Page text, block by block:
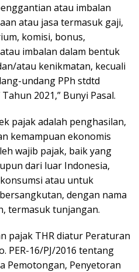
atau imbalan
atau jasa termasuk gaji,
komisi, bonus,
imbalan dalam bentuk
atau kenikmatan, kecuali
undang PPh stdtd
2021,” Bunyi Pasal.
pajak adalah penghasilan,
kemampuan ekonomis
wajib pajak, baik yang
dari luar Indonesia,
atau untuk
dengan nama
termasuk tunjangan.
pajak THR diatur Peraturan
PER-16/PJ/2016 tentang
Pemotongan, Penyetoran